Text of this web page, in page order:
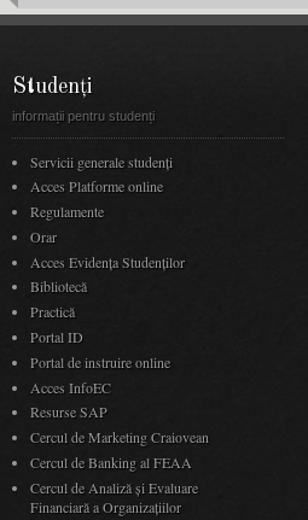
Studenți
informații pentru studenți
Servicii generale studenți
Acces Platforme online
Regulamente
Orar
Acces Evidenţa Studenţilor
Bibliotecă
Practică
Portal ID
Portal de instruire online
Acces InfoEC
Resurse SAP
Cercul de Marketing Craiovean
Cercul de Banking al FEAA
Cercul de Analiză și Evaluare
Financiară a Organizațiilor